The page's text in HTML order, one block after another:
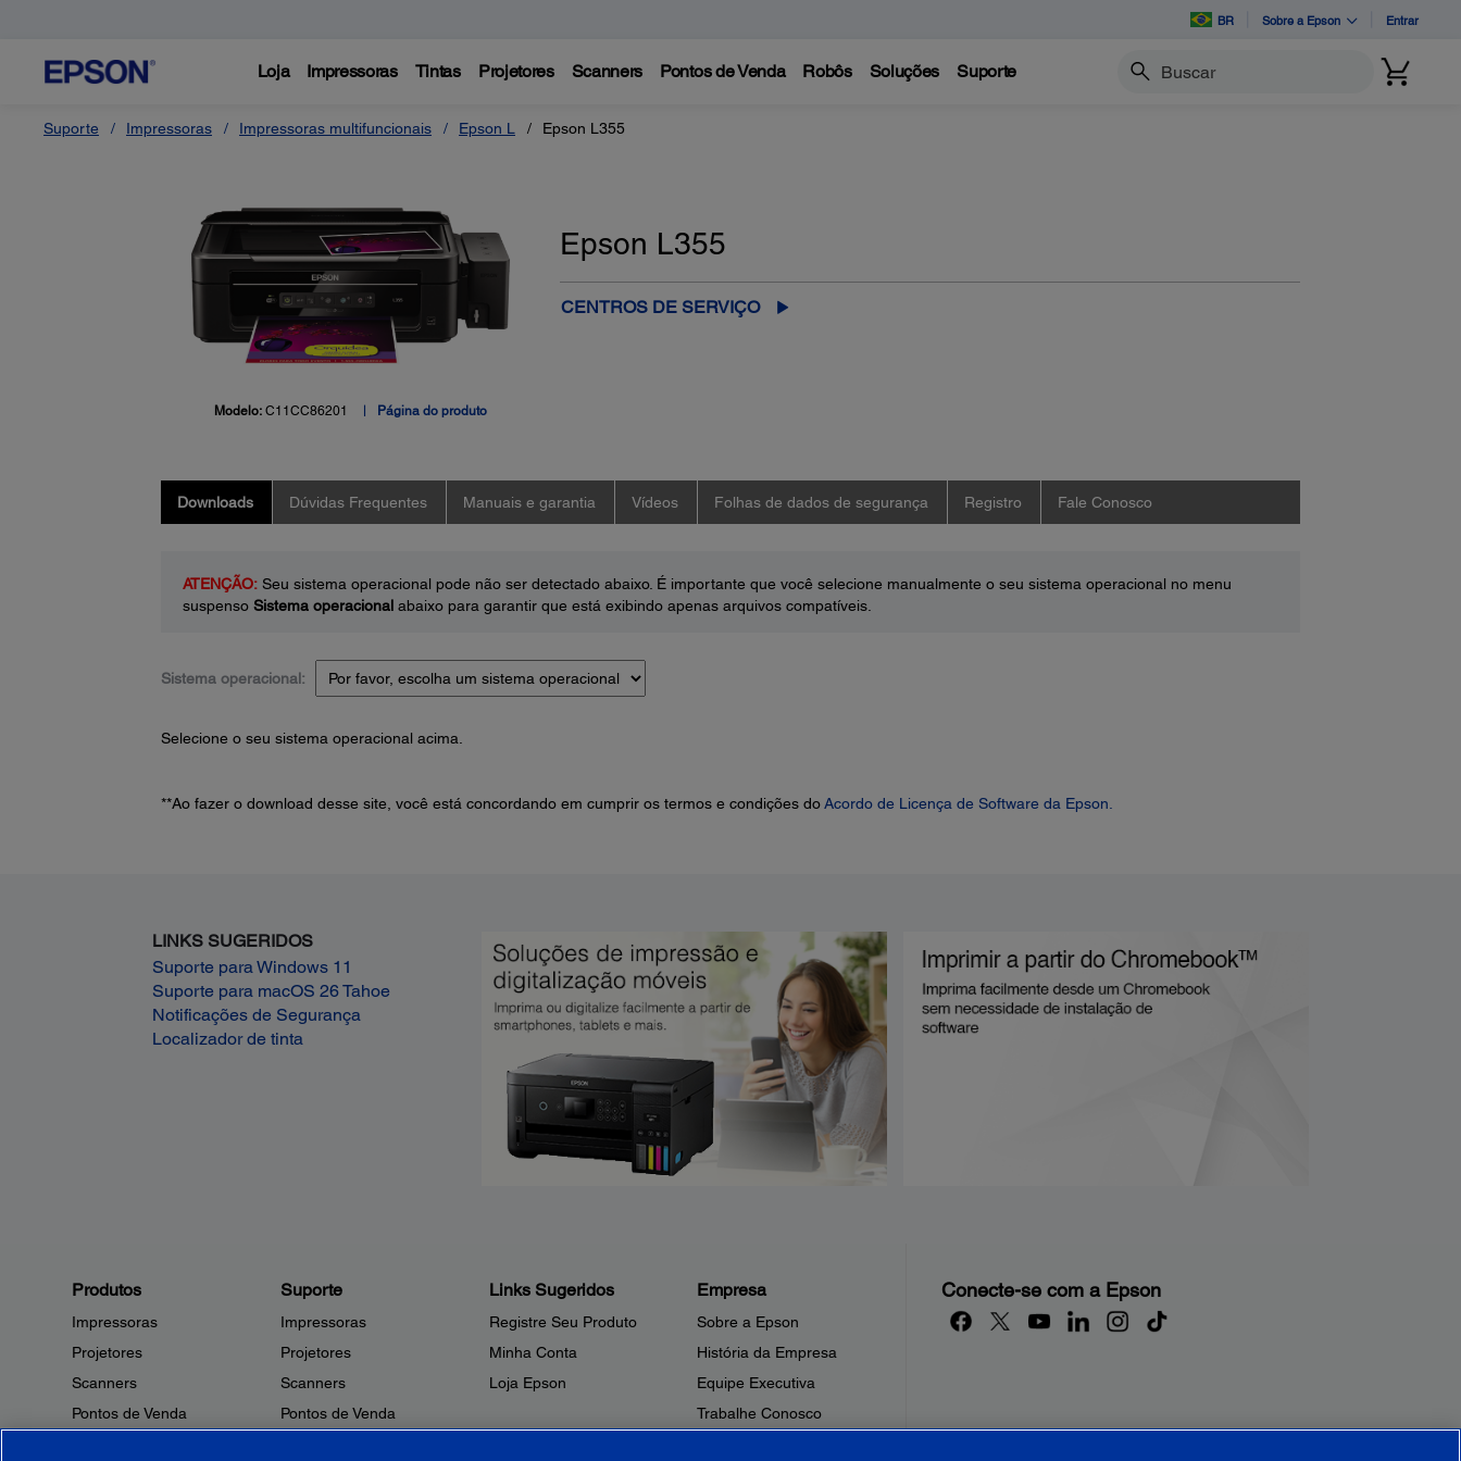
BR Sobre a Epson Entrar
Loja Impressoras Tintas Projetores Scanners Pontos de Venda Robôs Soluções Suporte Buscar
Suporte Impressoras Impressoras multifuncionais Epson L Epson L355
Modelo:C11CC86201 Página do produto
Epson L355
CENTROS DE SERVIÇO
Downloads Dúvidas Frequentes Manuais e garantia Vídeos Folhas de dados de segurança Registro Fale Conosco
ATENÇÃO:Seu sistema operacional pode não ser detectado abaixo. É importante que você selecione manualmente o seu sistema operacional no menu
suspenso Sistema operacionalabaixo para garantir que está exibindo apenas arquivos compatíveis.
Sistema operacional:
Selecione o seu sistema operacional acima.
**Ao fazer o download desse site, você está concordando em cumprir os termos e condições doAcordo de Licença de Software da Epson.
LINKS SUGERIDOS
Suporte para Windows 11
Suporte para macOS 26 Tahoe
Notificações de Segurança
Localizador de tinta
Produtos
Impressoras
Projetores
Scanners
Pontos de Venda
Suporte
Impressoras
Projetores
Scanners
Pontos de Venda
Links Sugeridos
Registre Seu Produto
Minha Conta
Loja Epson
Empresa
Sobre a Epson
História da Empresa
Equipe Executiva
Trabalhe Conosco
Conecte-se com a Epson